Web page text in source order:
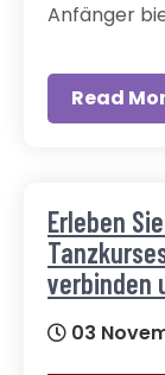
Anfänger
Read
Erleben
verbinden
03